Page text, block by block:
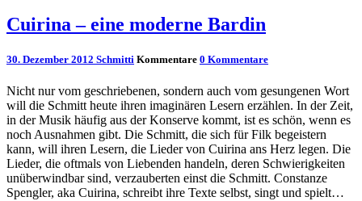
Cuirina – eine moderne Bardin
30. Dezember 2012 Schmitti Kommentare 0 Kommentare
Nicht nur vom geschriebenen, sondern auch vom gesungenen Wort
will die Schmitt heute ihren imaginären Lesern erzählen. In der Zeit,
in der Musik häufig aus der Konserve kommt, ist es schön, wenn es
noch Ausnahmen gibt. Die Schmitt, die sich für Filk begeistern
kann, will ihren Lesern, die Lieder von Cuirina ans Herz legen. Die
Lieder, die oftmals von Liebenden handeln, deren Schwierigkeiten
unüberwindbar sind, verzauberten einst die Schmitt. Constanze
Spengler, aka Cuirina, schreibt ihre Texte selbst, singt und spielt…